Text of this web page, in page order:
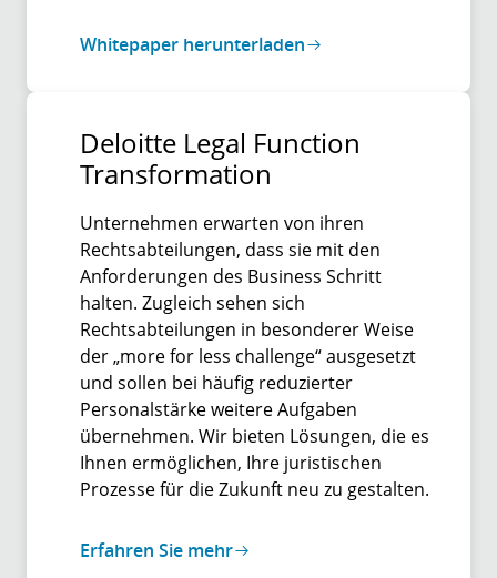
Whitepaper herunterladen
Deloitte Legal Function
Transformation
Unternehmen erwarten von ihren
Rechtsabteilungen, dass sie mit den
Anforderungen des Business Schritt
halten. Zugleich sehen sich
Rechtsabteilungen in besonderer Weise
der „more for less challenge“ ausgesetzt
und sollen bei häufig reduzierter
Personalstärke weitere Aufgaben
übernehmen. Wir bieten Lösungen, die es
Ihnen ermöglichen, Ihre juristischen
Prozesse für die Zukunft neu zu gestalten.
Erfahren Sie mehr